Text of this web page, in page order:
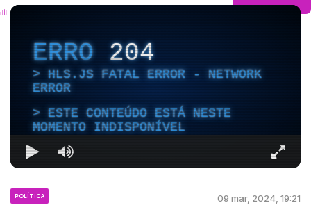
ERRO204
HLS.JS FATAL ERROR - NETWORK
ERROR
ESTE CONTEÚDO ESTÁ NESTE
MOMENTO INDISPONÍVEL
POLÍTICA 09 mar, 2024, 19:21